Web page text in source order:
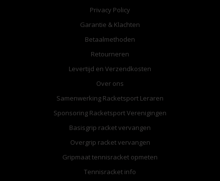
Privacy Policy
Garantie & Klachten
Betaalmethoden
Retourneren
Levertijd en Verzendkosten
Over ons
Samenwerking Racketsport Leraren
Sponsoring Racketsport Verenigingen
Basisgrip racket vervangen
Overgrip racket vervangen
Gripmaat tennisracket opmeten
Tennisracket info